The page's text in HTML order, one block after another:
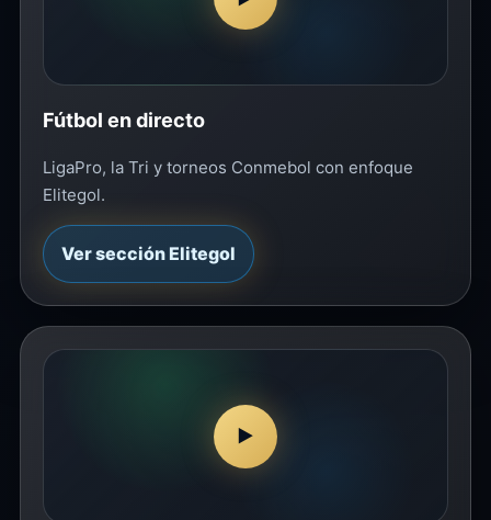
Fútbol en directo
LigaPro, la Tri y torneos Conmebol con enfoque
Elitegol.
Ver sección Elitegol
▶